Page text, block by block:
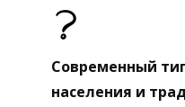
Современный
населения и